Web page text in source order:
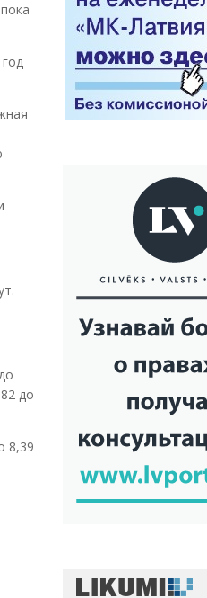
до
8,39